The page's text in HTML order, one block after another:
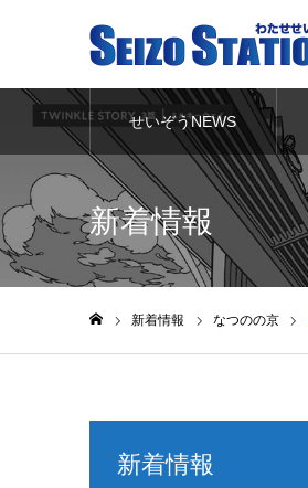
せいぞうNEWS
新着情報
新着情報 なつのの京
新着情報